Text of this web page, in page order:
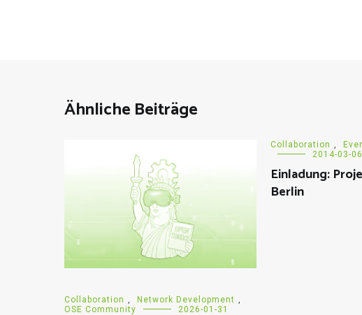
Ähnliche Beiträge
Collaboration Network Development
OSE Community
2026-01-31
Collaboration ,
2014-03-06
Einladung:
Berlin